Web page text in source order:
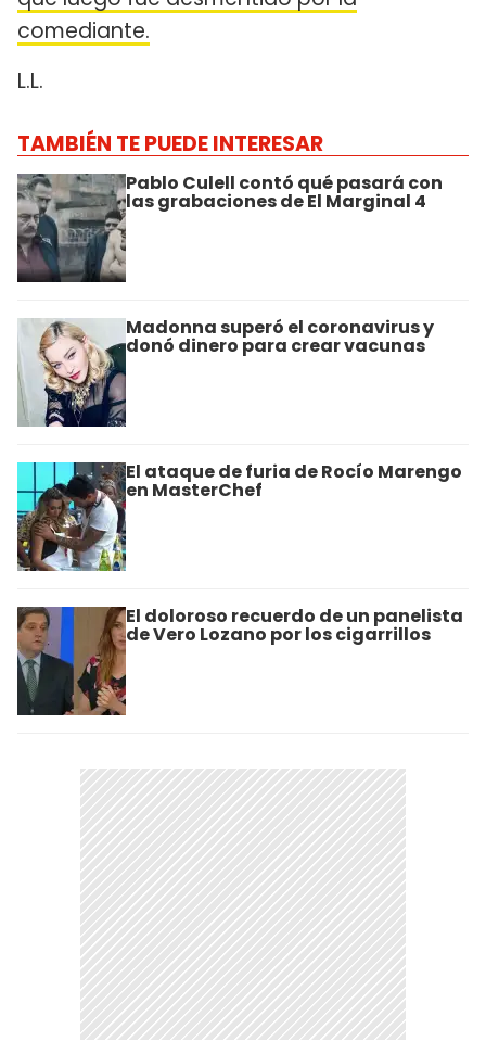
comediante.
L.L.
TAMBIÉN TE PUEDE INTERESAR
Pablo Culell contó qué pasará con
las grabaciones de El Marginal 4
Madonna superó el coronavirus y
donó dinero para crear vacunas
El ataque de furia de Rocío Marengo
en MasterChef
El doloroso recuerdo de un panelista
de Vero Lozano por los cigarrillos